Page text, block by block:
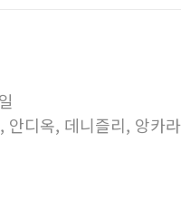
안디옥, 데니즐리, 앙카